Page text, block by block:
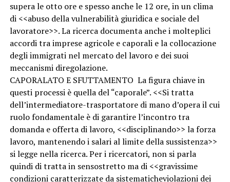
supera le otto ore e spesso anche le 12 ore, in un clima
di <<abuso della vulnerabilità giuridica e sociale del
lavoratore>>. La ricerca documenta anche i molteplici
accordi tra imprese agricole e caporali e la collocazione
degli immigrati nel mercato del lavoro e dei suoi
meccanismi diregolazione.
CAPORALATO E SFUTTAMENTO La figura chiave in
questi processi è quella del “caporale”. <<Si tratta
dell’intermediatore-trasportatore di mano d’opera il cui
ruolo fondamentale è di garantire l’incontro tra
domanda e offerta di lavoro, <<disciplinando>> la forza
lavoro, mantenendo i salari al limite della sussistenza>>
si legge nella ricerca. Per i ricercatori, non si parla
quindi di tratta in sensostretto ma di <<gravissime
condizioni caratterizzate da sistematicheviolazioni dei